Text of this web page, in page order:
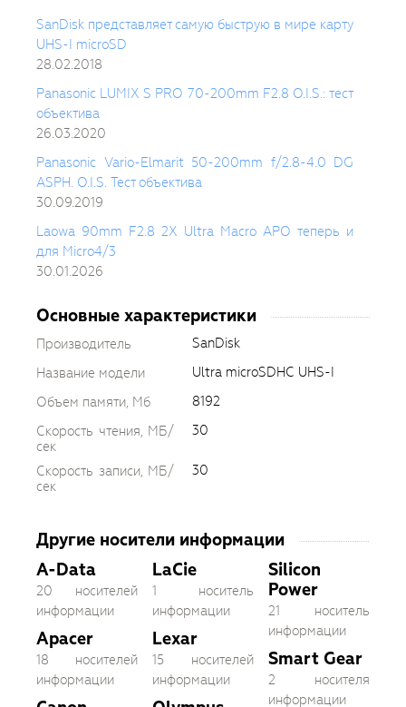
SanDisk представляет самую быструю в мире карту
UHS-I microSD
28.02.2018
Panasonic LUMIX S PRO 70-200mm F2.8 O.I.S.: тест
объектива
26.03.2020
Panasonic Vario-Elmarit 50-200mm f/2.8-4.0 DG
ASPH. O.I.S. Тест объектива
30.09.2019
Laowa 90mm F2.8 2X Ultra Macro APO теперь и
для Micro4/3
30.01.2026
Основные характеристики
Производитель
SanDisk
Название модели
Ultra microSDHC UHS-I
Объем памяти, Мб
8192
Скорость чтения, МБ/
сек
30
Скорость записи, МБ/
сек
30
Другие носители информации
A-Data
20 носителей
информации
Apacer
18 носителей
информации
LaCie
1 носитель
информации
Lexar
15 носителей
информации
Silicon
Power
21 носитель
информации
Smart Gear
2 носителя
информации